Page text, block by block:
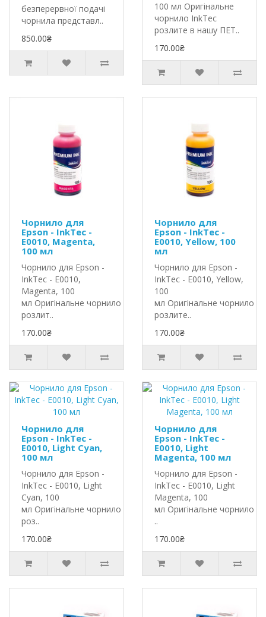
безперервної подачі
чорнила представл..
850.00₴
100 мл Оригінальне
чорнило InkTec
розлите в нашу ПЕТ..
170.00₴
Чорнило для
Epson - InkTec -
E0010, Magenta,
100 мл
Чорнило для Epson -
InkTec - E0010,
Magenta, 100
мл Оригінальне чорнило InkTec
розлит..
170.00₴
Чорнило для
Epson - InkTec -
E0010, Yellow, 100
мл
Чорнило для Epson -
InkTec - E0010, Yellow,
100
мл Оригінальне чорнило
розлите..
170.00₴
Чорнило для
Epson - InkTec -
E0010, Light Cyan,
100 мл
Чорнило для Epson -
InkTec - E0010, Light
Cyan, 100
мл Оригінальне чорнило InkTec
роз..
170.00₴
Чорнило для
Epson - InkTec -
E0010, Light
Magenta, 100 мл
Чорнило для Epson -
InkTec - E0010, Light
Magenta, 100
мл Оригінальне чорнило
..
170.00₴